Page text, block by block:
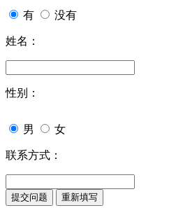
有 没有
姓名：
性别：
男 女
联系方式：